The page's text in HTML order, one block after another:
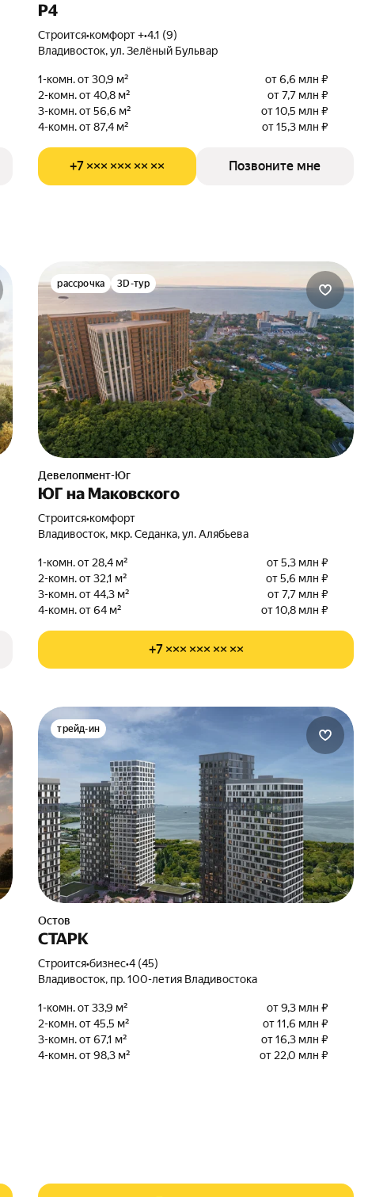
Р4
Строится•комфорт +•4.1 (9)
Владивосток, ул. Зелёный Бульвар
1-комн. от 30,9 м²
от 6,6 млн ₽
2-комн. от 40,8 м²
от 7,7 млн ₽
3-комн. от 56,6 м²
от 10,5 млн ₽
4-комн. от 87,4 м²
от 15,3 млн ₽
+7 ××× ××× ×× ×× Позвоните мне
рассрочка 3D-тур
Девелопмент-Юг
ЮГ на Маковского
Строится•комфорт
Владивосток, мкр. Седанка, ул. Алябьева
1-комн. от 28,4 м²
от 5,3 млн ₽
2-комн. от 32,1 м²
от 5,6 млн ₽
3-комн. от 44,3 м²
от 7,7 млн ₽
4-комн. от 64 м²
от 10,8 млн ₽
+7 ××× ××× ×× ××
трейд-ин
Остов
СТАРК
Строится•бизнес•4 (45)
Владивосток, пр. 100-летия Владивостока
1-комн. от 33,9 м²
от 9,3 млн ₽
2-комн. от 45,5 м²
от 11,6 млн ₽
3-комн. от 67,1 м²
от 16,3 млн ₽
4-комн. от 98,3 м²
от 22,0 млн ₽